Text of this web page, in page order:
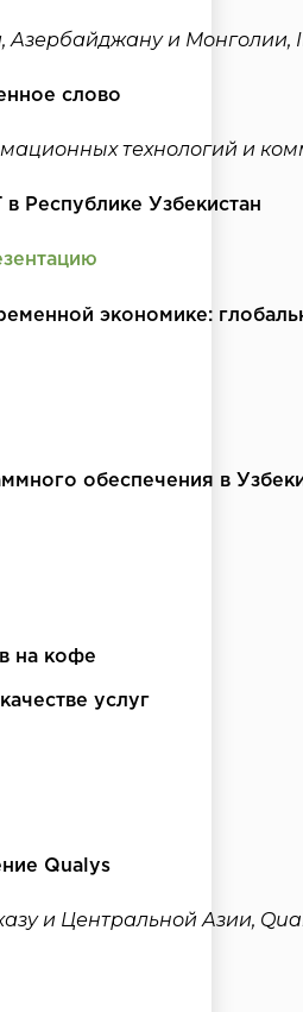
Азербайджану и Монголии,
слово
технологий и
Республике Узбекистан
экономике:
обеспечения в
на кофе
услуг
Qualys
и Центральной Азии,